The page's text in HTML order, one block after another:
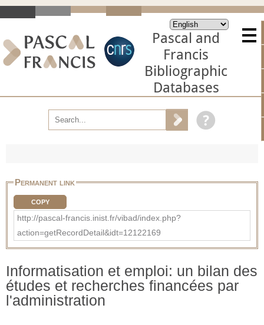
Pascal and
Francis
Bibliographic
Databases
Permanent link
COPY
http://pascal-francis.inist.fr/vibad/index.php?
action=getRecordDetail&idt=12122169
Informatisation et emploi: un bilan des
études et recherches financées par
l'administration